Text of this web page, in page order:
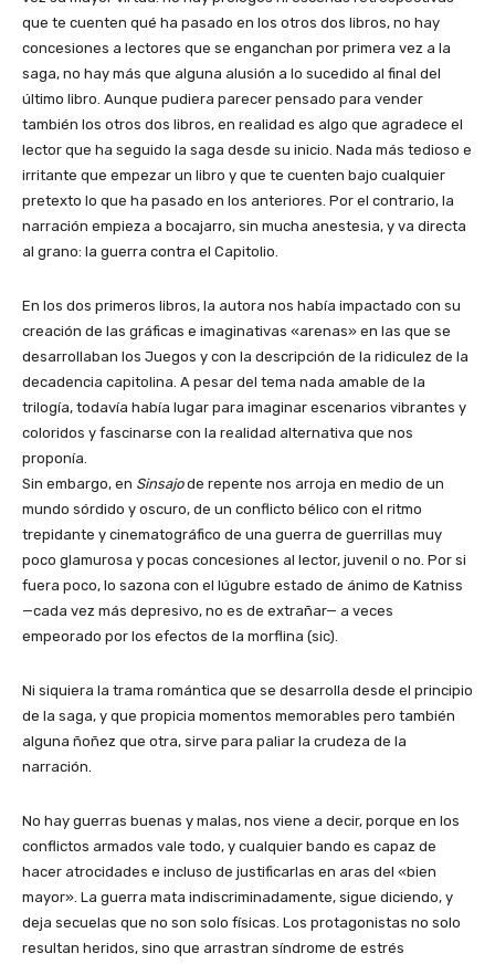
que te cuenten qué ha pasado en los otros dos libros, no hay
concesiones a lectores que se enganchan por primera vez a la
saga, no hay más que alguna alusión a lo sucedido al final del
último libro. Aunque pudiera parecer pensado para vender
también los otros dos libros, en realidad es algo que agradece el
lector que ha seguido la saga desde su inicio. Nada más tedioso e
irritante que empezar un libro y que te cuenten bajo cualquier
pretexto lo que ha pasado en los anteriores. Por el contrario, la
narración empieza a bocajarro, sin mucha anestesia, y va directa
al grano: la guerra contra el Capitolio.
En los dos primeros libros, la autora nos había impactado con su
creación de las gráficas e imaginativas «arenas» en las que se
desarrollaban los Juegos y con la descripción de la ridiculez de la
decadencia capitolina. A pesar del tema nada amable de la
trilogía, todavía había lugar para imaginar escenarios vibrantes y
coloridos y fascinarse con la realidad alternativa que nos
proponía.
Sin embargo, en Sinsajode repente nos arroja en medio de un
mundo sórdido y oscuro, de un conflicto bélico con el ritmo
trepidante y cinematográfico de una guerra de guerrillas muy
poco glamurosa y pocas concesiones al lector, juvenil o no. Por si
fuera poco, lo sazona con el lúgubre estado de ánimo de Katniss
—cada vez más depresivo, no es de extrañar— a veces
empeorado por los efectos de la morflina (sic).
Ni siquiera la trama romántica que se desarrolla desde el principio
de la saga, y que propicia momentos memorables pero también
alguna ñoñez que otra, sirve para paliar la crudeza de la
narración.
No hay guerras buenas y malas, nos viene a decir, porque en los
conflictos armados vale todo, y cualquier bando es capaz de
hacer atrocidades e incluso de justificarlas en aras del «bien
mayor». La guerra mata indiscriminadamente, sigue diciendo, y
deja secuelas que no son solo físicas. Los protagonistas no solo
resultan heridos, sino que arrastran síndrome de estrés